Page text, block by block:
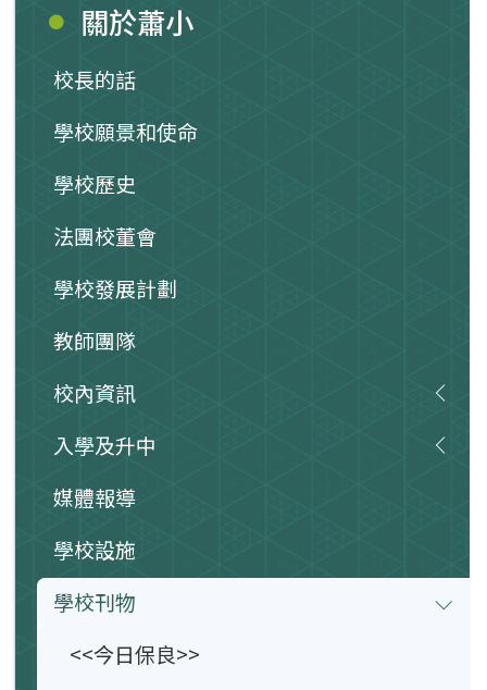
關於蕭小
校長的話
學校願景和使命
學校歷史
法團校董會
學校發展計劃
教師團隊
校內資訊
入學及升中
媒體報導
學校設施
學校刊物
<<今日保良>>